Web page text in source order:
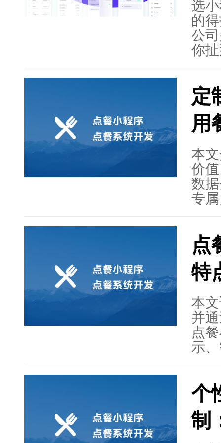
选
的
公
你
序
定
用
本
价
数
专
骤
和
点
展
极
服
点
特
本
并
点
示
示
厅
了
个
制